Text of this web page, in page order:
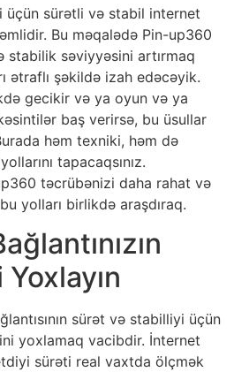
sürətli və stabil internet
Bu məqalədə Pin-up360
stabilik səviyyəsini artırmaq
ətraflı şəkildə izah edəcəyik.
gecikir və ya oyun və ya
baş verirsə, bu üsullar
həm texniki, həm də
tapacaqsınız.
təcrübənizi daha rahat və
yolları birlikdə araşdıraq.
sürət və stabilliyi üçün
yoxlamaq vacibdir. İnternet
sürəti real vaxtda ölçmək